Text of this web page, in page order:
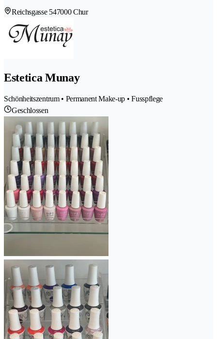
Reichsgasse 547000 Chur
Estetica Munay
Schönheitszentrum • Permanent Make-up • Fusspflege
Geschlossen